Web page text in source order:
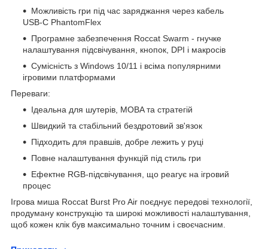
Можливість гри під час заряджання через кабель
USB-C PhantomFlex
Програмне забезпечення Roccat Swarm - гнучке
налаштування підсвічування, кнопок, DPI і макросів
Сумісність з Windows 10/11 і всіма популярними
ігровими платформами
Переваги:
Ідеальна для шутерів, MOBA та стратегій
Швидкий та стабільний бездротовий зв'язок
Підходить для правшів, добре лежить у руці
Повне налаштування функцій під стиль гри
Ефектне RGB-підсвічування, що реагує на ігровий
процес
Ігрова миша Roccat Burst Pro Air поєднує передові технології,
продуману конструкцію та широкі можливості налаштування,
щоб кожен клік був максимально точним і своєчасним.